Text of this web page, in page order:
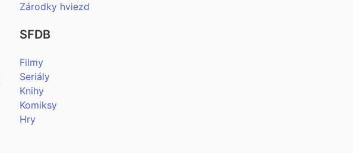
Zárodky hviezd
SFDB
Filmy
Seriály
Knihy
Komiksy
Hry